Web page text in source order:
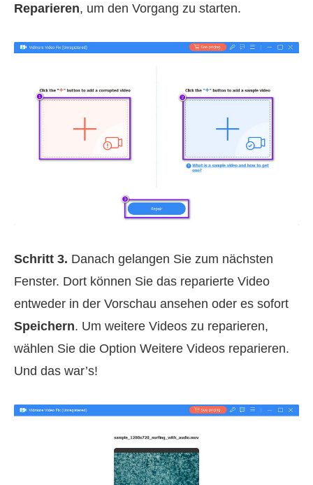
Reparieren, um den Vorgang zu starten.
Schritt 3. Danach gelangen Sie zum nächsten
Fenster. Dort können Sie das reparierte Video
entweder in der Vorschau ansehen oder es sofort
Speichern. Um weitere Videos zu reparieren,
wählen Sie die Option Weitere Videos reparieren.
Und das war’s!